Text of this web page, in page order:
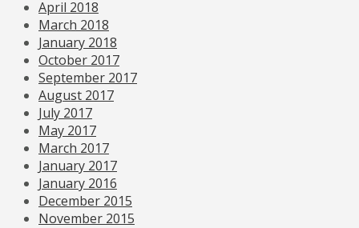
April 2018
March 2018
January 2018
October 2017
September 2017
August 2017
July 2017
May 2017
March 2017
January 2017
January 2016
December 2015
November 2015